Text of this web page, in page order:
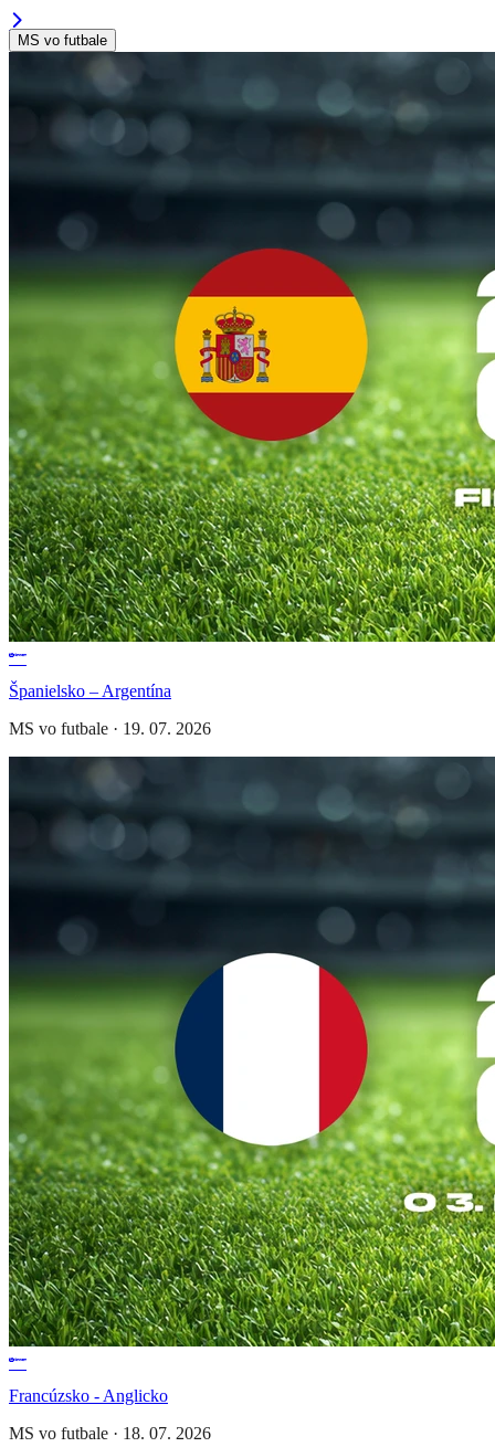
MS vo futbale
Španielsko – Argentína
MS vo futbale · 19. 07. 2026
Francúzsko - Anglicko
MS vo futbale · 18. 07. 2026